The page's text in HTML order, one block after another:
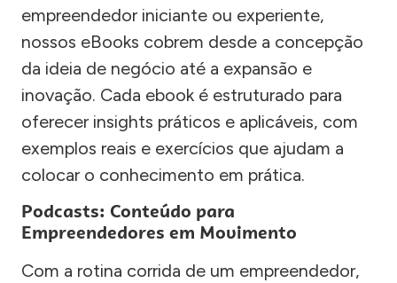
empreendedor iniciante ou experiente,
nossos eBooks cobrem desde a concepção
da ideia de negócio até a expansão e
inovação. Cada ebook é estruturado para
oferecer insights práticos e aplicáveis, com
exemplos reais e exercícios que ajudam a
colocar o conhecimento em prática.
Podcasts: Conteúdo para
Empreendedores em Movimento
Com a rotina corrida de um empreendedor,